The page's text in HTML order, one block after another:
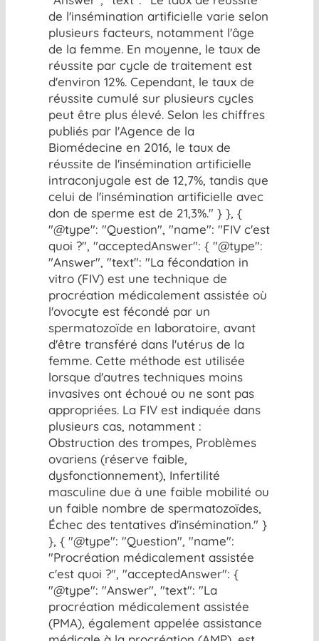
de l'insémination artificielle varie selon
plusieurs facteurs, notamment l'âge
de la femme. En moyenne, le taux de
réussite par cycle de traitement est
d'environ 12%. Cependant, le taux de
réussite cumulé sur plusieurs cycles
peut être plus élevé. Selon les chiffres
publiés par l'Agence de la
Biomédecine en 2016, le taux de
réussite de l'insémination artificielle
intraconjugale est de 12,7%, tandis que
celui de l'insémination artificielle avec
don de sperme est de 21,3%." } }, {
"@type": "Question", "name": "FIV c'est
quoi ?", "acceptedAnswer": { "@type":
"Answer", "text": "La fécondation in
vitro (FIV) est une technique de
procréation médicalement assistée où
l'ovocyte est fécondé par un
spermatozoïde en laboratoire, avant
d'être transféré dans l'utérus de la
femme. Cette méthode est utilisée
lorsque d'autres techniques moins
invasives ont échoué ou ne sont pas
appropriées. La FIV est indiquée dans
plusieurs cas, notamment :
Obstruction des trompes, Problèmes
ovariens (réserve faible,
dysfonctionnement), Infertilité
masculine due à une faible mobilité ou
un faible nombre de spermatozoïdes,
Échec des tentatives d'insémination." }
}, { "@type": "Question", "name":
"Procréation médicalement assistée
c'est quoi ?", "acceptedAnswer": {
"@type": "Answer", "text": "La
procréation médicalement assistée
(PMA), également appelée assistance